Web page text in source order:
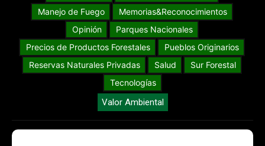
Manejo de Fuego
Memorias&Reconocimientos
Opinión
Parques Nacionales
Precios de Productos Forestales
Pueblos Originarios
Reservas Naturales Privadas
Salud
Sur Forestal
Tecnologías
Valor Ambiental